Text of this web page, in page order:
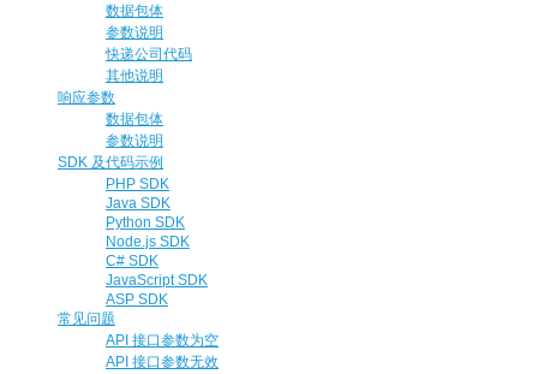
数据包体
参数说明
快递公司代码
其他说明
响应参数
数据包体
参数说明
SDK 及代码示例
PHP SDK
Java SDK
Python SDK
Node.js SDK
C# SDK
JavaScript SDK
ASP SDK
常见问题
API 接口参数为空
API 接口参数无效